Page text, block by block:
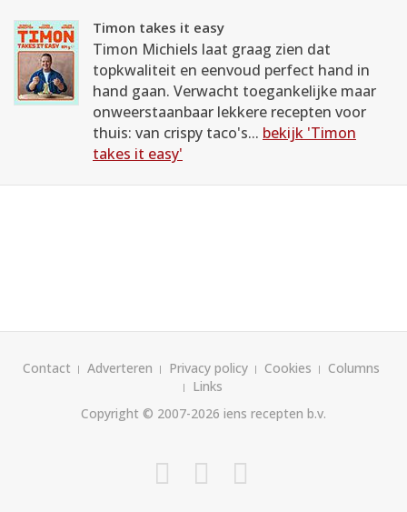
Timon takes it easy
Timon Michiels laat graag zien dat
topkwaliteit en eenvoud perfect hand in
hand gaan. Verwacht toegankelijke maar
onweerstaanbaar lekkere recepten voor
thuis: van crispy taco's... bekijk 'Timon
takes it easy'
Contact Adverteren Privacy policy Cookies
Columns
Links
Copyright © 2007-2026 iens recepten b.v.